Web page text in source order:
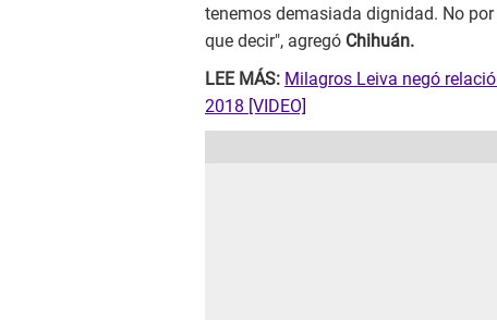
tenemos demasiada dignidad. No
que decir", agregó Chihuán.
LEE MÁS: Milagros Leiva negó
2018 [VIDEO]